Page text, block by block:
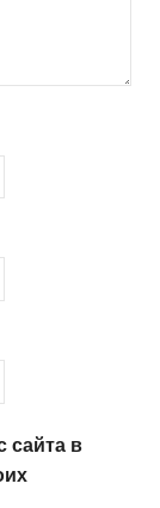
сайта в